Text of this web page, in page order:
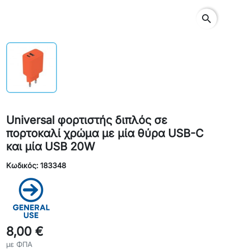
search
Universal φορτιστής διπλός σε
πορτοκαλί χρώμα με μία θύρα USB-C
και μία USB 20W
Κωδικός: 183348
8,00 €
με ΦΠΑ